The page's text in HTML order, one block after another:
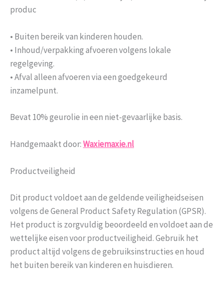
produc
• Buiten bereik van kinderen houden.
• Inhoud/verpakking afvoeren volgens lokale
regelgeving.
• Afval alleen afvoeren via een goedgekeurd
inzamelpunt.
Bevat 10% geurolie in een niet-gevaarlijke basis.
Handgemaakt door:Waxiemaxie.nl
Productveiligheid
Dit product voldoet aan de geldende veiligheidseisen
volgens de General Product Safety Regulation (GPSR).
Het product is zorgvuldig beoordeeld en voldoet aan de
wettelijke eisen voor productveiligheid. Gebruik het
product altijd volgens de gebruiksinstructies en houd
het buiten bereik van kinderen en huisdieren.